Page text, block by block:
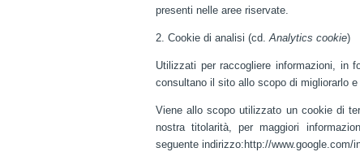
presenti nelle aree riservate.
2. Cookie di analisi (cd. Analytics cookie)
Utilizzati per raccogliere informazioni, in
consultano il sito allo scopo di migliorarlo
Viene allo scopo utilizzato un cookie di
nostra titolarità, per maggiori
seguente indirizzo:http://